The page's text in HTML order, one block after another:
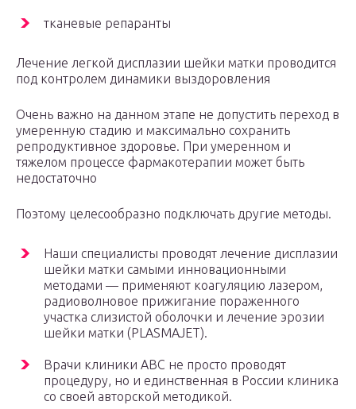
тканевые репаранты
Лечение легкой дисплазии шейки матки проводится
под контролем динамики выздоровления
Очень важно на данном этапе не допустить переход в
умеренную стадию и максимально сохранить
репродуктивное здоровье. При умеренном и
тяжелом процессе фармакотерапии может быть
недостаточно
Поэтому целесообразно подключать другие методы.
Наши специалисты проводят лечение дисплазии
шейки матки самыми инновационными
методами — применяют коагуляцию лазером,
радиоволновое прижигание пораженного
участка слизистой оболочки и лечение эрозии
шейки матки (PLASMAJET).
Врачи клиники АВС не просто проводят
процедуру, но и единственная в России клиника
со своей авторской методикой.